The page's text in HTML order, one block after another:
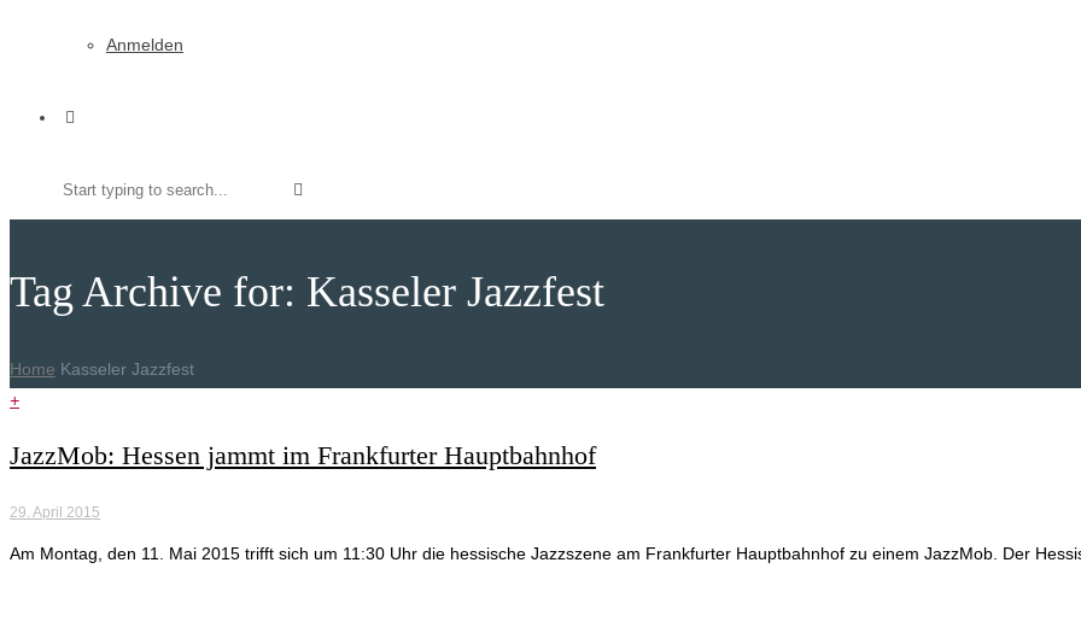
Anmelden
Tag Archive for: Kasseler Jazzfest
Home Kasseler Jazzfest
+
JazzMob: Hessen jammt im Frankfurter Hauptbahnhof
29. April 2015
Am Montag, den 11. Mai 2015 trifft sich um 11:30 Uhr die hessische Jazzszene am Frankfurter Hauptbahnhof zu einem JazzMob. Der